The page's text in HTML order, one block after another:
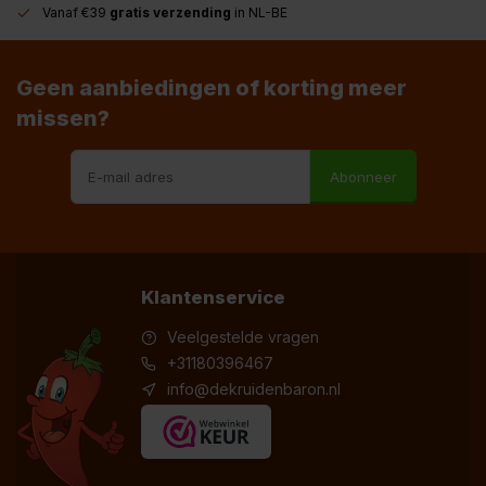
Vanaf €39 gratis verzending in NL-BE
Geen aanbiedingen of korting meer
missen?
Abonneer
Klantenservice
Veelgestelde vragen
+31180396467
info@dekruidenbaron.nl